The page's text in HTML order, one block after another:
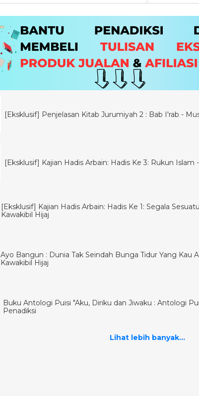
[Eksklusif] Penjelasan Kitab Jurumiyah 2 : Bab I'rab -
[Eksklusif] Kajian Hadis Arbain: Hadis Ke 3: Rukun Islam
[Eksklusif] Kajian Hadis Arbain: Hadis Ke 1: Segala
Kawakibil Hijaj
Ayo Bangun : Dunia Tak Seindah Bunga Tidur Yang Kau
Kawakibil Hijaj
Buku Antologi Puisi "Aku, Diriku dan Jiwaku : Antologi
Penadiksi
Lihat lebih banyak...